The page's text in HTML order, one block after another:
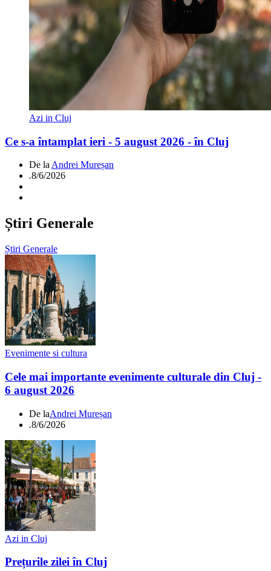
Azi in Cluj
Ce s-a întamplat ieri - 5 august 2026 - în Cluj
De la Andrei Mureșan
.8/6/2026
Știri Generale
Știri Generale
Evenimente si cultura
Cele mai importante evenimente culturale din Cluj -
6 august 2026
De laAndrei Mureșan
.8/6/2026
Azi in Cluj
Prețurile zilei în Cluj